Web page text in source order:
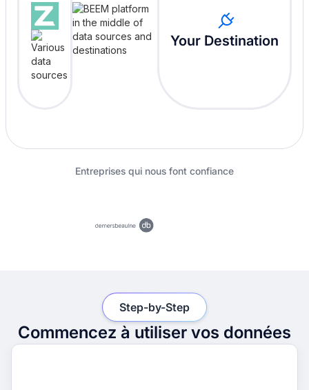
Your Destination
Entreprises qui nous font confiance
Commencez à utiliser vos données
Step-by-Step